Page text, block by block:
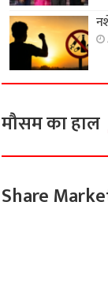
मौसम का हाल
Share